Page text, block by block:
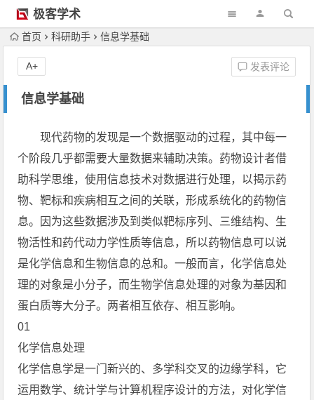
极客学术
首页 科研助手 信息学基础
信息学基础
发表评论
A+
现代药物的发现是一个数据驱动的过程，其中每一
个阶段几乎都需要大量数据来辅助决策。药物设计者借
助科学思维，使用信息技术对数据进行处理，以揭示药
物、靶标和疾病相互之间的关联，形成系统化的药物信
息。因为这些数据涉及到类似靶标序列、三维结构、生
物活性和药代动力学性质等信息，所以药物信息可以说
是化学信息和生物信息的总和。一般而言，化学信息处
理的对象是小分子，而生物学信息处理的对象为基因和
蛋白质等大分子。两者相互依存、相互影响。
01
化学信息处理
化学信息学是一门新兴的、多学科交叉的边缘学科，它
运用数学、统计学与计算机程序设计的方法，对化学信